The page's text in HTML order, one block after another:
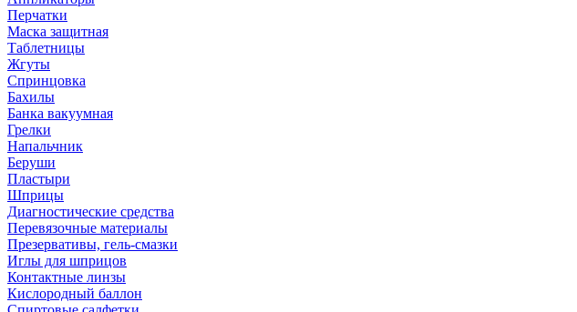
Перчатки
Маска защитная
Таблетницы
Жгуты
Спринцовка
Бахилы
Банка вакуумная
Грелки
Напальчник
Беруши
Пластыри
Шприцы
Диагностические средства
Перевязочные материалы
Презервативы, гель-смазки
Иглы для шприцов
Контактные линзы
Кислородный баллон